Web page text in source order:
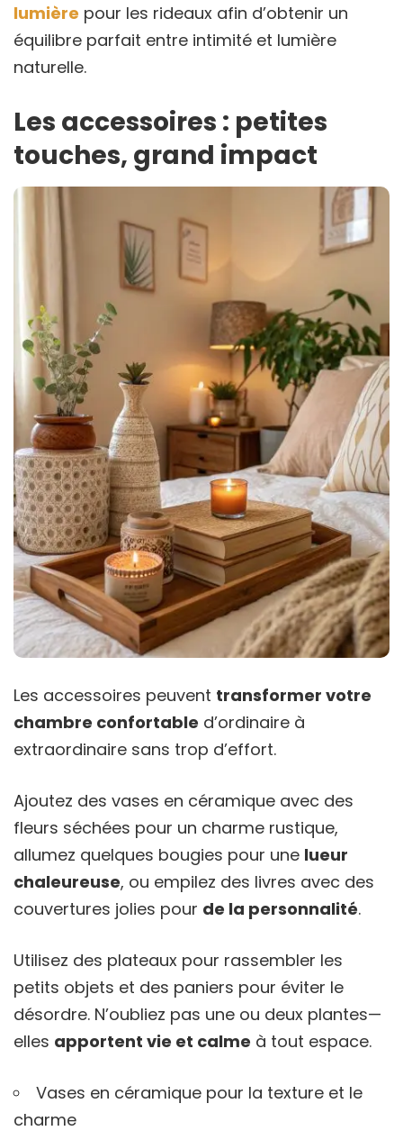
lumière pour les rideaux afin d’obtenir un
équilibre parfait entre intimité et lumière
naturelle.
Les accessoires : petites
touches, grand impact
Les accessoires peuvent transformer votre
chambre confortable d’ordinaire à
extraordinaire sans trop d’effort.
Ajoutez des vases en céramique avec des
fleurs séchées pour un charme rustique,
allumez quelques bougies pour une lueur
chaleureuse, ou empilez des livres avec des
couvertures jolies pour de la personnalité.
Utilisez des plateaux pour rassembler les
petits objets et des paniers pour éviter le
désordre. N’oubliez pas une ou deux plantes—
elles apportent vie et calme à tout espace.
Vases en céramique pour la texture et le
charme